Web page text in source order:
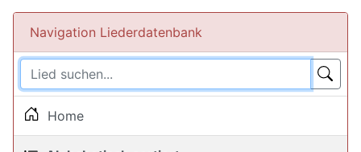
Navigation Liederdatenbank
Home